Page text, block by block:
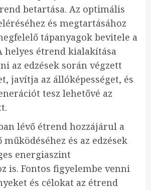
betartása. Az optimális
és megtartásához
tápanyagok bevitele a
helyes étrend kialakítása
az edzések során végzett
javítja az állóképességet, és
tesz lehetővé az
lévő étrend hozzájárul a
és az edzések
energiaszint
is. Fontos figyelembe venni
és célokat az étrend